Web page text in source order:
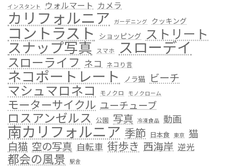
インスタント ウォルマート カメラ
カリフォルニア ガーデニング クッキング
コントラスト ショッピング ストリート
スナップ写真 スマホ スローデイ
スローライフ ネコ ネコり言
ネコポートレート ノラ猫 ビーチ
マシュマロネコ モノクロ モノクローム
モーターサイクル ユーチューブ
ロスアンゼルス 公園 写真 冷凍食品 動画
南カリフォルニア 季節 日本食 東京 猫
白猫 空の写真 自転車 街歩き 西海岸 逆光
都会の風景 駅舎